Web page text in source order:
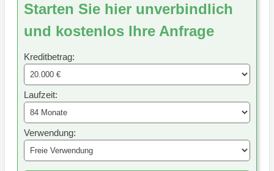
Starten Sie hier unverbindlich
und kostenlos Ihre Anfrage
Kreditbetrag:
Laufzeit:
Verwendung: